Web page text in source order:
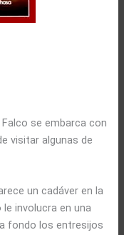
se embarca con
visitar algunas de
un cadáver en la
involucra en una
fondo los entresijos